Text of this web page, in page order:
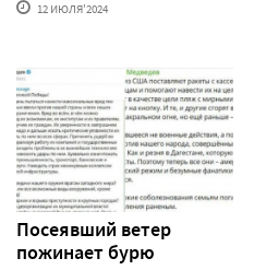
12 ИЮЛЯ'2024
Посеявший ветер
пожинает бурю